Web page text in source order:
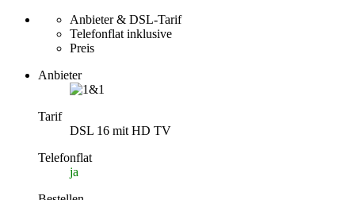
Anbieter & DSL-Tarif
Telefonflat inklusive
Preis
Anbieter
Tarif
DSL 16 mit HD TV
Telefonflat
ja